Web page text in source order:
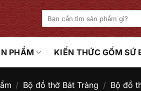
Tìm
kiếm:
PHẨM KIẾN THỨC GỐM SỨ
/ Bộ đồ thờ Bát Tràng / Bộ đồ